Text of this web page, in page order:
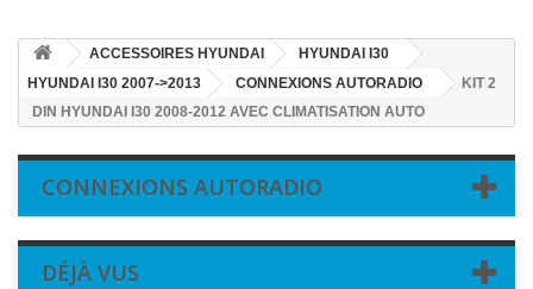
ACCESSOIRES HYUNDAI
HYUNDAI I30
HYUNDAI I30 2007->2013
CONNEXIONS AUTORADIO
KIT 2
DIN HYUNDAI I30 2008-2012 AVEC CLIMATISATION AUTO
CONNEXIONS AUTORADIO
DÉJÀ VUS